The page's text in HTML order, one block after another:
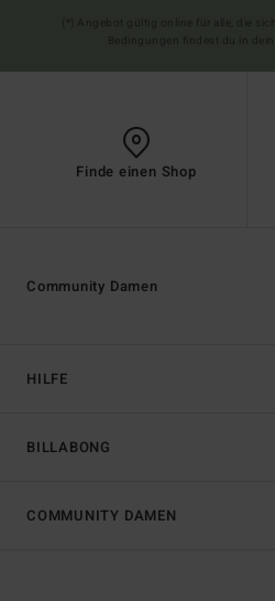
Finde einen Shop
HILFE
BILLABONG
Community Damen
COMMUNITY DAMEN